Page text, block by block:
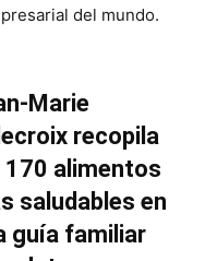
del mundo.
Marie
recopila
170 alimentos
saludables en
guía familiar